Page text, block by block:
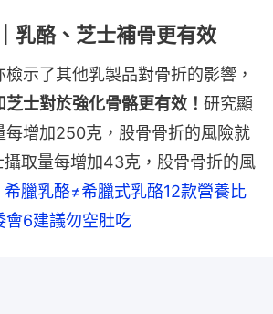
乳酪、芝士補骨更有效
示了其他乳製品對骨折的影響，
芝士對於強化骨骼更有效！ 研究顯
每增加250克，股骨骨折的風險就
攝取量每增加43克，股骨骨折的風
希臘乳酪≠希臘式乳酪12款營養比
會6建議勿空肚吃